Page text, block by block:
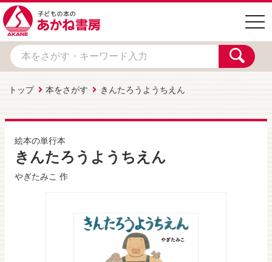
トップ 本をさがす きんたろうようちえん
絵本の単行本
きんたろうようちえん
やぎたみこ 作